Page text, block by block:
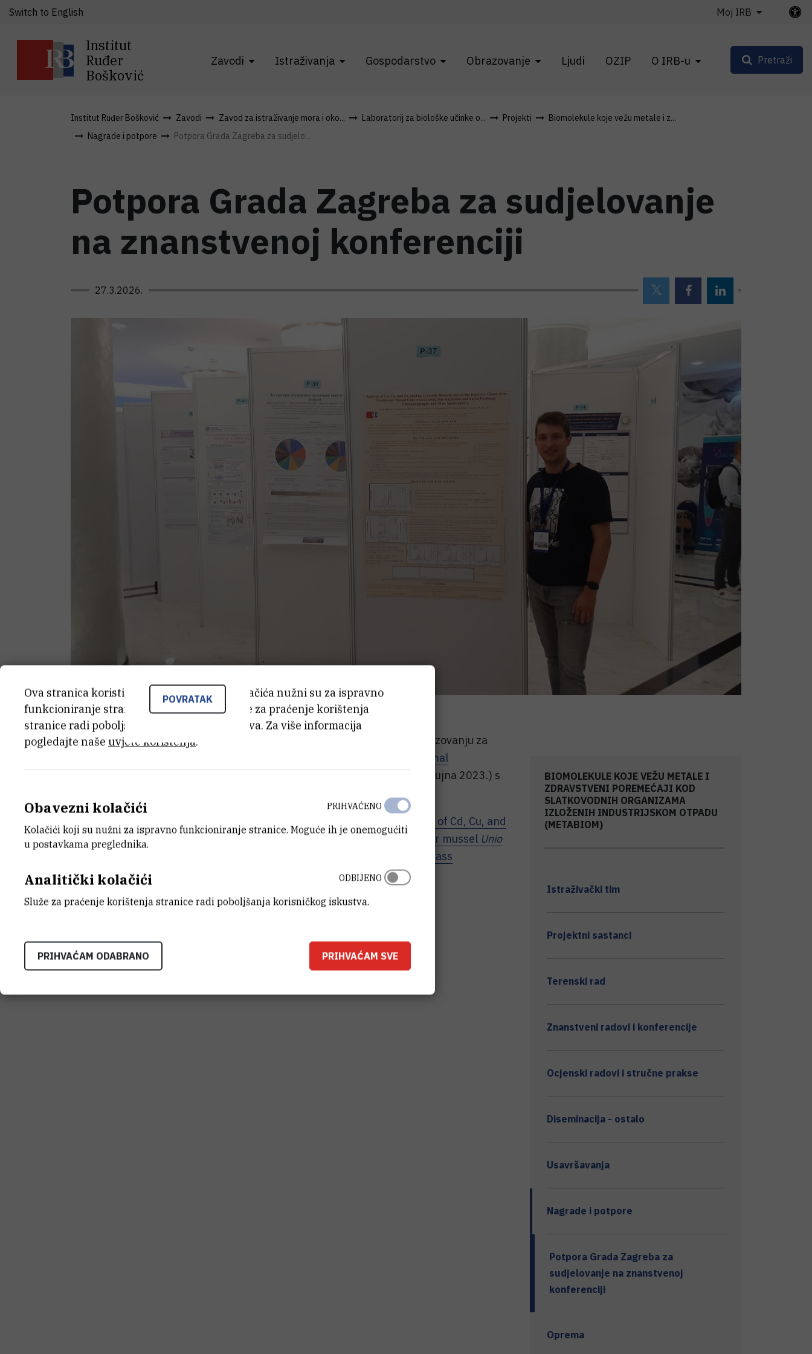
Institut
Ruđer
Bošković
Zavodi Istraživanja Gospodarstvo Obrazovanje Ljudi OZIP O IRB-u
Switch to English Moj IRB
Pretraži
Institut Ruđer Bošković Zavodi Zavod za istraživanje mora i oko... Laboratorij za biološke učinke o... Projekti
Biomolekule koje vežu metale i z...
Nagrade i potpore
Potpora Grada Zagreba za sudjelo...
Potpora Grada Zagreba za sudjelovanje
na znanstvenoj konferenciji
27.3.2026.
Doktorand Zoran Kiralj dobio je od Grada Zagreba novčanu potporu obrazovanju za
27th International
u Cluj-Napoci u Rumunjskoj (24.-27. rujna 2023.) s
Analysis of Cd, Cu, and
Zn-binding cytosolic biomolecules in the digestive gland of the freshwater mussel Unio
using size-exclusion and anion-exchange chromatography and mass
spectrometry ".
BIOMOLEKULE KOJE VEŽU METALE I
ZDRAVSTVENI POREMEĆAJI KOD
SLATKOVODNIH ORGANIZAMA
IZLOŽENIH INDUSTRIJSKOM OTPADU
(METABIOM)
Istraživački tim
Projektni sastanci
Terenski rad
Znanstveni radovi i konferencije
Ocjenski radovi i stručne prakse
Diseminacija - ostalo
Usavršavanja
Nagrade i potpore
Potpora Grada Zagreba za
sudjelovanje na znanstvenoj
konferenciji
Oprema
POVRATAK
Ova stranica koristi kolačiće. Neki od tih kolačića nužni su za ispravno
funkcioniranje stranice, dok se drugi koriste za praćenje korištenja
stranice radi poboljšanja korisničkog iskustva. Za više informacija
pogledajte naše uvjete korištenja.
Obavezni kolačići
Kolačići koji su nužni za ispravno funkcioniranje stranice. Moguće ih je onemogućiti
u postavkama preglednika.
PRIHVAĆENO
Analitički kolačići
Služe za praćenje korištenja stranice radi poboljšanja korisničkog iskustva.
ODBIJENO
PRIHVAĆAM ODABRANO PRIHVAĆAM SVE